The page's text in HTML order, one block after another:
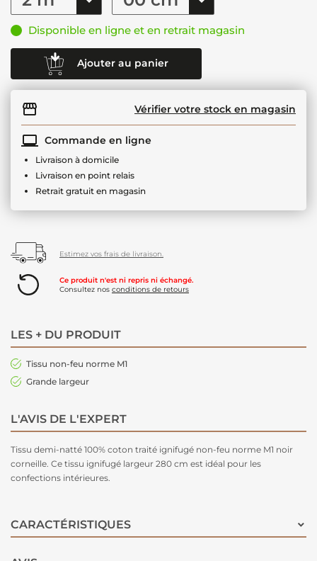
Disponible en ligne et en retrait magasin
Ajouter au panier
Vérifier votre stock en magasin
Commande en ligne
Livraison à domicile
Livraison en point relais
Retrait gratuit en magasin
Estimez vos frais de livraison.
Ce produit n'est ni repris ni échangé.
Consultez nos conditions de retours
LES + DU PRODUIT
Tissu non-feu norme M1
Grande largeur
L'AVIS DE L'EXPERT
Tissu demi-natté 100% coton traité ignifugé non-feu norme M1 noir
corneille. Ce tissu ignifugé largeur 280 cm est idéal pour les
confections intérieures.
CARACTÉRISTIQUES